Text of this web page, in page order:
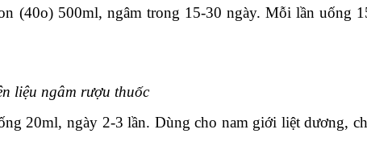
(40o) 500ml, ngâm trong 15-30 ngày. Mỗi lần uống
liệu ngâm rượu thuốc
20ml, ngày 2-3 lần. Dùng cho nam giới liệt dương,